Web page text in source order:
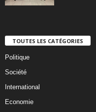
TOUTES LES CATÉGORIES
Politique
Société
International
Economie